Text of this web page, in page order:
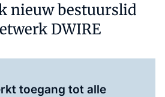
nieuw bestuurslid
DWIRE
toegang tot alle